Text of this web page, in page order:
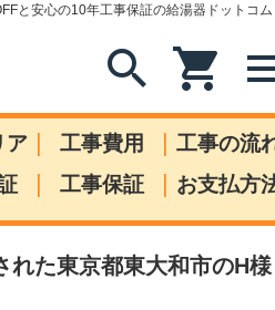
と安心の10年工事保証の給湯器ドットコム
search shopping_cart
ア | 工事費用 | 工事の流
| 工事保証 | お支払方
れた東京都東大和市のH様